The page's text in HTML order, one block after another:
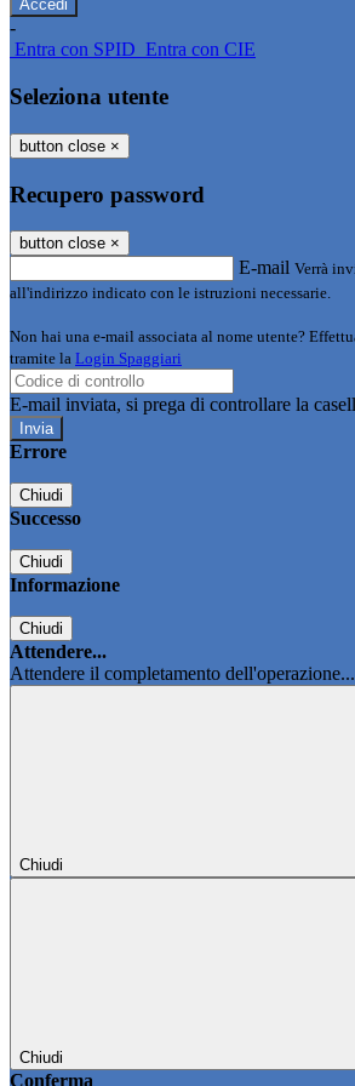
-
Entra con SPID Entra con CIE
Seleziona utente
button close ×
Recupero password
button close ×
E-mail Verrà
all'indirizzo indicato con le istruzioni necessarie.
Non hai una e-mail associata al nome utente?
tramite la Login Spaggiari
E-mail inviata, si prega di controllare la
Errore
Chiudi
Successo
Chiudi
Informazione
Chiudi
Attendere...
Attendere il completamento dell'operazione...
Chiudi
Chiudi
Conferma